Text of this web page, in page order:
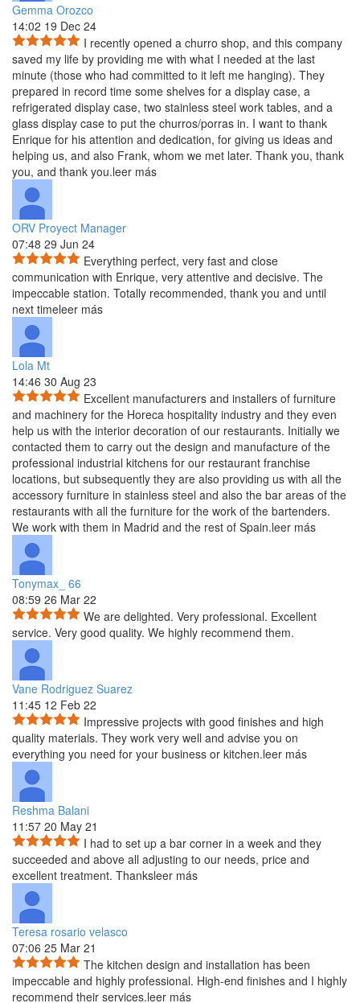
Gemma Orozco
14:02 19 Dec 24
I recently opened a churro shop, and this company
saved my life by providing me with what I needed at the last
minute (those who had committed to it left me hanging). They
prepared in record time some shelves for a display case, a
refrigerated display case, two stainless steel work tables, and a
glass display case to put the churros/porras in. I want to thank
Enrique for his attention and dedication, for giving us ideas and
helping us, and also Frank, whom we met later. Thank you, thank
you, and thank you.leer más
ORV Proyect Manager
07:48 29 Jun 24
Everything perfect, very fast and close
communication with Enrique, very attentive and decisive. The
impeccable station. Totally recommended, thank you and until
next timeleer más
Lola Mt
14:46 30 Aug 23
Excellent manufacturers and installers of furniture
and machinery for the Horeca hospitality industry and they even
help us with the interior decoration of our restaurants. Initially we
contacted them to carry out the design and manufacture of the
professional industrial kitchens for our restaurant franchise
locations, but subsequently they are also providing us with all the
accessory furniture in stainless steel and also the bar areas of the
restaurants with all the furniture for the work of the bartenders.
We work with them in Madrid and the rest of Spain.leer más
Tonymax_ 66
08:59 26 Mar 22
We are delighted. Very professional. Excellent
service. Very good quality. We highly recommend them.
Vane Rodriguez Suarez
11:45 12 Feb 22
Impressive projects with good finishes and high
quality materials. They work very well and advise you on
everything you need for your business or kitchen.leer más
Reshma Balani
11:57 20 May 21
I had to set up a bar corner in a week and they
succeeded and above all adjusting to our needs, price and
excellent treatment. Thanksleer más
Teresa rosario velasco
07:06 25 Mar 21
The kitchen design and installation has been
impeccable and highly professional. High-end finishes and I highly
recommend their services.leer más